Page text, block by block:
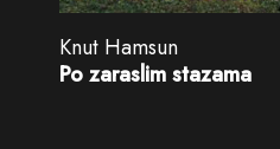
Knut Hamsun
Po zaraslim stazama